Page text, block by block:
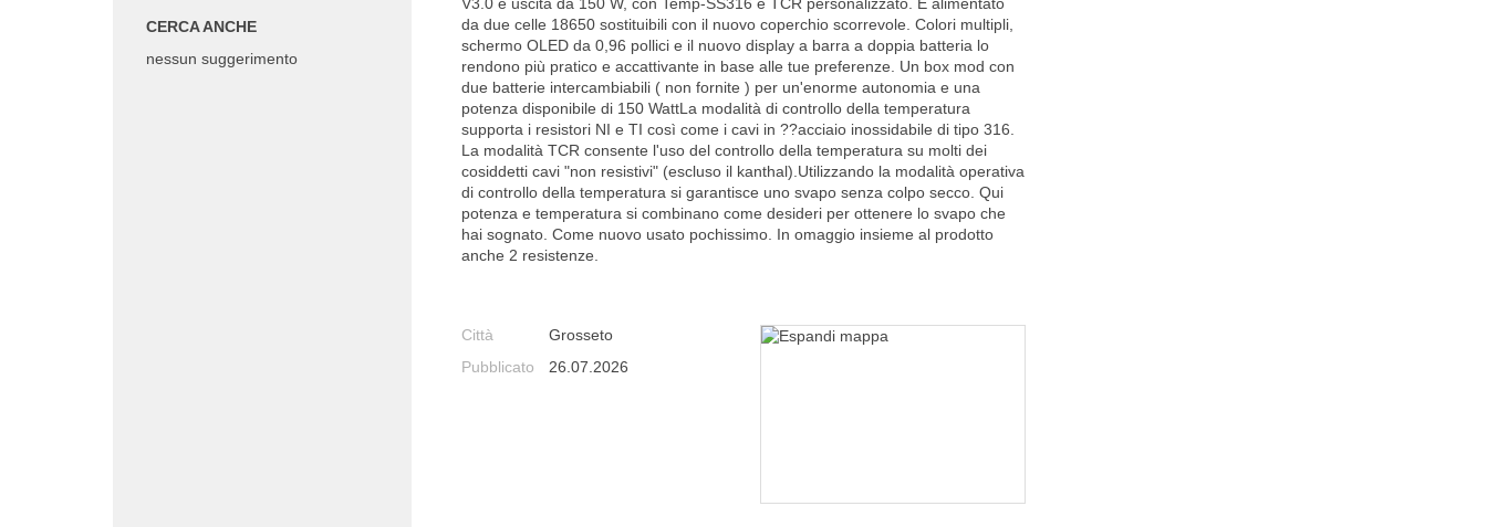
da due celle 18650 sostituibili con il nuovo coperchio scorrevole. Colori multipli,
schermo OLED da 0,96 pollici e il nuovo display a barra a doppia batteria lo
rendono più pratico e accattivante in base alle tue preferenze. Un box mod con
due batterie intercambiabili ( non fornite ) per un'enorme autonomia e una
potenza disponibile di 150 WattLa modalità di controllo della temperatura
supporta i resistori NI e TI così come i cavi in ??acciaio inossidabile di tipo 316.
La modalità TCR consente l'uso del controllo della temperatura su molti dei
cosiddetti cavi "non resistivi" (escluso il kanthal).Utilizzando la modalità operativa
di controllo della temperatura si garantisce uno svapo senza colpo secco. Qui
potenza e temperatura si combinano come desideri per ottenere lo svapo che
hai sognato. Come nuovo usato pochissimo. In omaggio insieme al prodotto
anche 2 resistenze.
Città
Grosseto
Pubblicato
26.07.2026
CERCA ANCHE
nessun suggerimento